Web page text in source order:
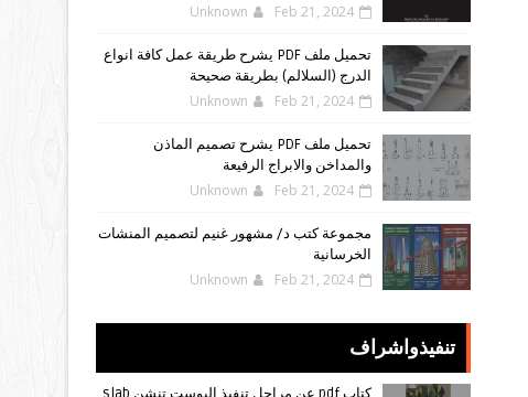
Unknown Feb 21, 2024
تحميل ملف PDF يشرح طريقة عمل كافة انواع
الدرج (السلالم) بطريقة صحيحة
Unknown Feb 21, 2024
تحميل ملف PDF يشرح تصميم الماذن
والمداخن والابراج الرفيعة
Unknown Feb 21, 2024
مجموعة كتب د/ مشهور غنيم لتصميم المنشات
الخرسانية
Unknown Feb 21, 2024
تنفيذواشراف